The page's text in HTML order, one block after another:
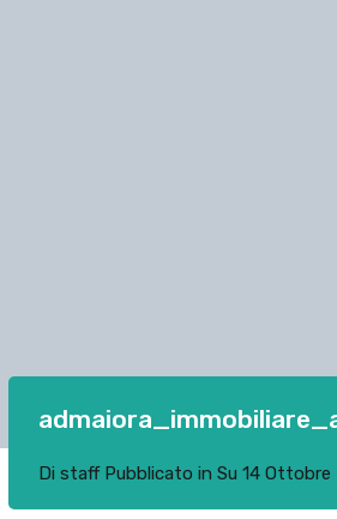
Di staffPubblicato in Su 14 Ottobre